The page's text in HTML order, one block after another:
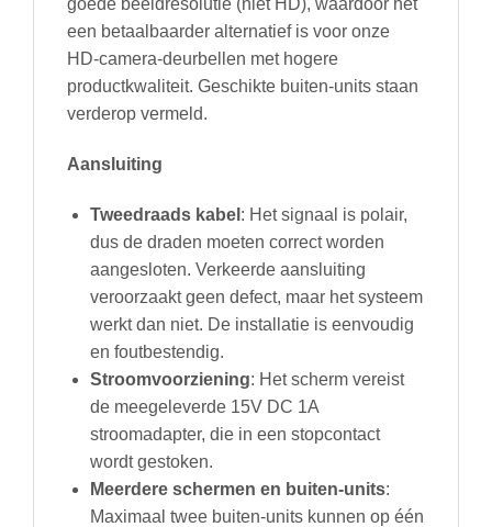
goede beeldresolutie (niet HD), waardoor het
een betaalbaarder alternatief is voor onze
HD-camera-deurbellen met hogere
productkwaliteit. Geschikte buiten-units staan
verderop vermeld.
Aansluiting
Tweedraads kabel : Het signaal is polair,
dus de draden moeten correct worden
aangesloten. Verkeerde aansluiting
veroorzaakt geen defect, maar het systeem
werkt dan niet. De installatie is eenvoudig
en foutbestendig.
Stroomvoorziening: Het scherm vereist
de meegeleverde 15V DC 1A
stroomadapter, die in een stopcontact
wordt gestoken.
Meerdere schermen en buiten-units:
Maximaal twee buiten-units kunnen op één